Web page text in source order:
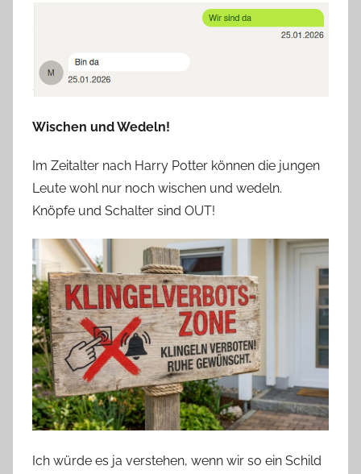
Wischen und Wedeln!
Im Zeitalter nach Harry Potter können die jungen
Leute wohl nur noch wischen und wedeln.
Knöpfe und Schalter sind OUT!
Ich würde es ja verstehen, wenn wir so ein Schild